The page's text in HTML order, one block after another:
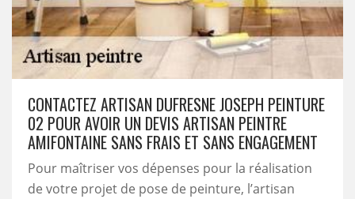
CONTACTEZ ARTISAN DUFRESNE JOSEPH PEINTURE
02 POUR AVOIR UN DEVIS ARTISAN PEINTRE
AMIFONTAINE SANS FRAIS ET SANS ENGAGEMENT
Pour maîtriser vos dépenses pour la réalisation
de votre projet de pose de peinture, l’artisan